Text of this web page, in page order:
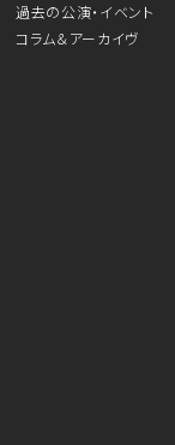
過去の公演・イベント
コラム＆アーカイヴ